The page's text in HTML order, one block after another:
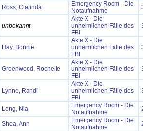
Ross, Clarinda
Emergency Room - Die
Notaufnahme
unbekannt
Akte X - Die
unheimlichen Fälle des
FBI
Hay, Bonnie
Akte X - Die
unheimlichen Fälle des
FBI
Greenwood, Rochelle
Akte X - Die
unheimlichen Fälle des
FBI
Lynne, Randi
Akte X - Die
unheimlichen Fälle des
FBI
Long, Nia
Emergency Room - Die
Notaufnahme
Shea, Ann
Emergency Room - Die
Notaufnahme